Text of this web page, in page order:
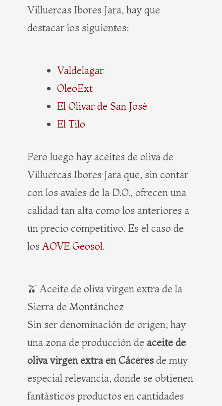
Villuercas Ibores Jara, hay que
destacar los siguientes:
Valdelagar
OleoExt
El Olivar de San José
El Tilo
Pero luego hay aceites de oliva de
Villuercas Ibores Jara que, sin contar
con los avales de la D.O., ofrecen una
calidad tan alta como los anteriores a
un precio competitivo. Es el caso de
los AOVE Geosol.
🫒 Aceite de oliva virgen extra de la
Sierra de Montánchez
Sin ser denominación de origen, hay
una zona de producción de aceite de
oliva virgen extra en Cáceres de muy
especial relevancia, donde se obtienen
fantásticos productos en cantidades